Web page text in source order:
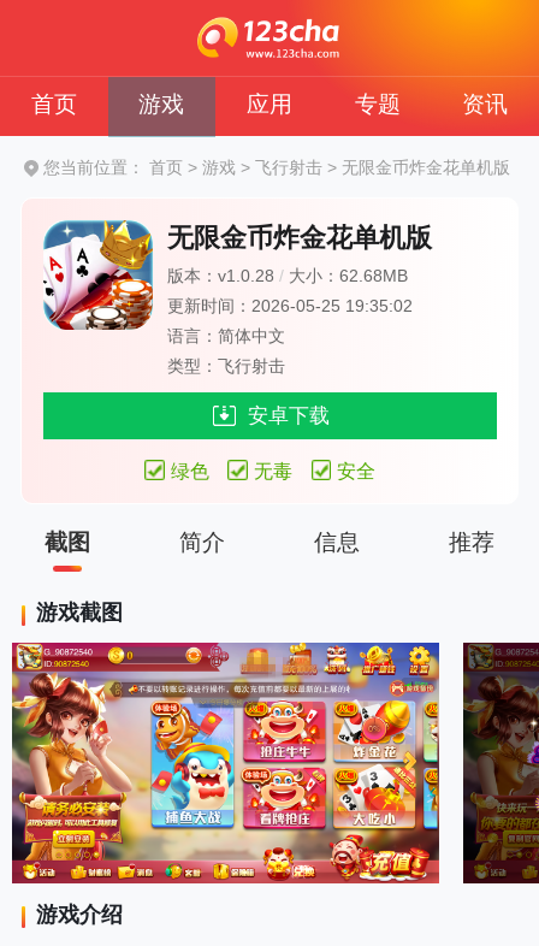
首页 游戏 应用 专题 资讯
您当前位置： 首页 > 游戏 > 飞行射击 >无限金币炸金花单机版
无限金币炸金花单机版
版本：v1.0.28/ 大小：62.68MB
更新时间：2026-05-25 19:35:02
语言：简体中文
类型：飞行射击
安卓下载
绿色 无毒 安全
截图 简介 信息 推荐
游戏截图
游戏介绍